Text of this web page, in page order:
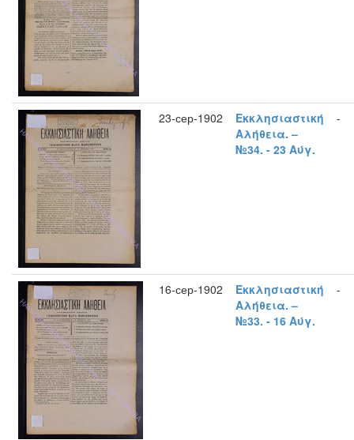
23-сер-1902
Εκκλησιαστική
Αλήθεια. –
№34. - 23 Αύγ.
-
16-сер-1902
Εκκλησιαστική
Αλήθεια. –
№33. - 16 Αύγ.
-